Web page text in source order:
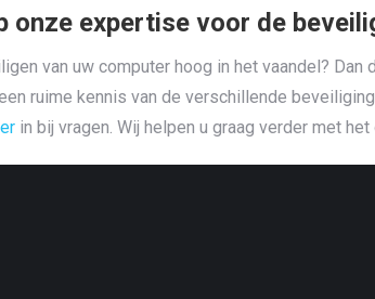
onze expertise voor de
van uw computer hoog in het vaandel? Dan
ruime kennis van de verschillende
in bij vragen. Wij helpen u graag verder met